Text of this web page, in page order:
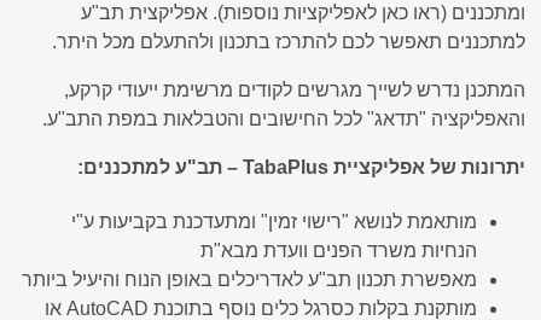
ומתכננים (ראו כאן לאפליקציות נוספות). אפליקצית תב"ע
למתכננים תאפשר לכם להתרכז בתכנון ולהתעלם מכל היתר.
המתכנן נדרש לשייך מגרשים לקודים מרשימת ייעודי קרקע,
והאפליקציה "תדאג" לכל החישובים והטבלאות במפת התב"ע.
יתרונות של אפליקציית TabaPlus – תב"ע למתכננים:
מותאמת לנושא "רישוי זמין" ומתעדכנת בקביעות ע"י
הנחיות משרד הפנים וועדת מבא"ת
מאפשרת תכנון תב"ע לאדריכלים באופן הנוח והיעיל ביותר
מותקנת בקלות כסרגל כלים נוסף בתוכנת AutoCAD או